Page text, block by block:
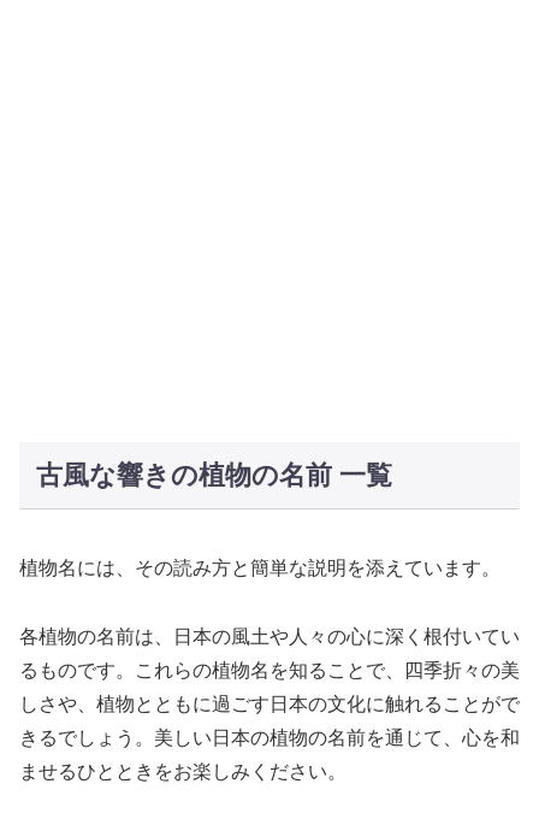
古風な響きの植物の名前 一覧
植物名には、その読み方と簡単な説明を添えています。
各植物の名前は、日本の風土や人々の心に深く根付いてい
るものです。これらの植物名を知ることで、四季折々の美
しさや、植物とともに過ごす日本の文化に触れることがで
きるでしょう。美しい日本の植物の名前を通じて、心を和
ませるひとときをお楽しみください。